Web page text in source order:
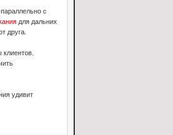
с
для дальних
друга.
удивит